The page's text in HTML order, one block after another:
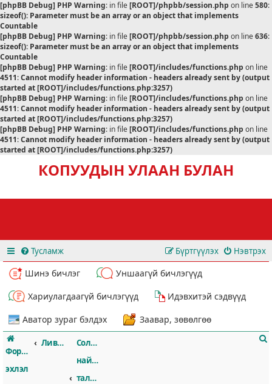
[phpBB Debug] PHP Warning: in file[ROOT]/phpbb/session.php on line580:
sizeof(): Parameter must be an array or an object that implements
Countable
[phpBB Debug] PHP Warning: in file[ROOT]/phpbb/session.php on line636:
sizeof(): Parameter must be an array or an object that implements
Countable
[phpBB Debug] PHP Warning: in file[ROOT]/includes/functions.php on line
4511:Cannot modify header information - headers already sent by (output
started at [ROOT]/includes/functions.php:3257)
[phpBB Debug] PHP Warning: in file[ROOT]/includes/functions.php on line
4511:Cannot modify header information - headers already sent by (output
started at [ROOT]/includes/functions.php:3257)
[phpBB Debug] PHP Warning: in file[ROOT]/includes/functions.php on line
4511:Cannot modify header information - headers already sent by (output
started at [ROOT]/includes/functions.php:3257)
КОПУУДЫН УЛААН БУЛАН
Тусламж Нэвтрэх
Бүртгүүлэх
Шинэ бичлэг
Уншаагүй бичлэгүүд
Хариулагдаагүй бичлэгүүд
Идэвхитэй сэдвүүд
Аватор зураг бэлдэх
Заавар, зөвөлгөө
Форумын
эхлэл
Ливэрпүүл
Солилцоо,
наймааны
талаар